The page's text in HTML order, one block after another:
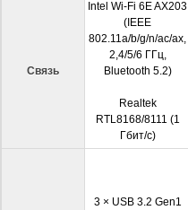
Связь
Intel Wi-Fi 6E AX203
(IEEE
802.11a/b/g/n/ac/ax,
2,4/5/6 ГГц,
Bluetooth 5.2)
Realtek
RTL8168/8111 (1
Гбит/с)
3 × USB 3.2 Gen1